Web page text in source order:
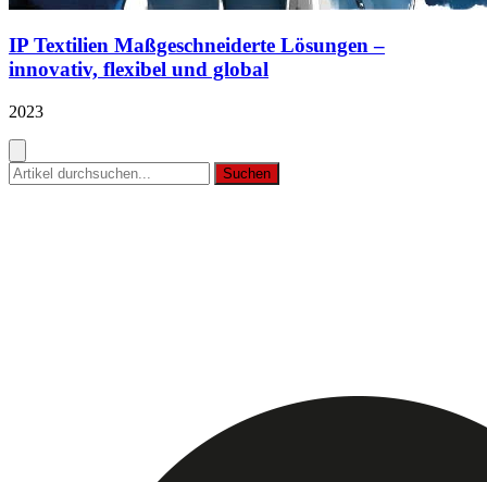
IP Textilien Maßgeschneiderte Lösungen –
innovativ, flexibel und global
2023
Suchen